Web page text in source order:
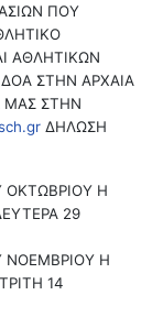
ΠΟΥ
ΑΘΛΗΤΙΚΩΝ
ΣΤΗΝ ΑΡΧΑΙΑ
ΜΑΣ ΣΤΗΝ
ΔΗΛΩΣΗ
ΟΚΤΩΒΡΙΟΥ Η
29
ΝΟΕΜΒΡΙΟΥ Η
14